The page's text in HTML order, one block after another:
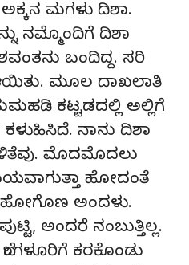
ಮಗಳು ದಿಶಾ.
ನಮ್ಮೊಂದಿಗೆ ದಿಶಾ
ಬಂದಿದ್ದ. ಸರಿ
ಆಯಿತು. ಮೂಲ ದಾಖಲಾತಿ
ಕಟ್ಟಡದಲ್ಲಿ ಅಲ್ಲಿಗೆ
ಕಳುಹಿಸಿದೆ. ನಾನು ದಿಶಾ
ಮೊದಮೊದಲು
ಹೋದಂತೆ
ಹೋಗೊಣ ಅಂದಳು.
ಅಂದರೆ ನಂಬುತ್ತಿಲ್ಲ.
ಕರಕೊಂಡು